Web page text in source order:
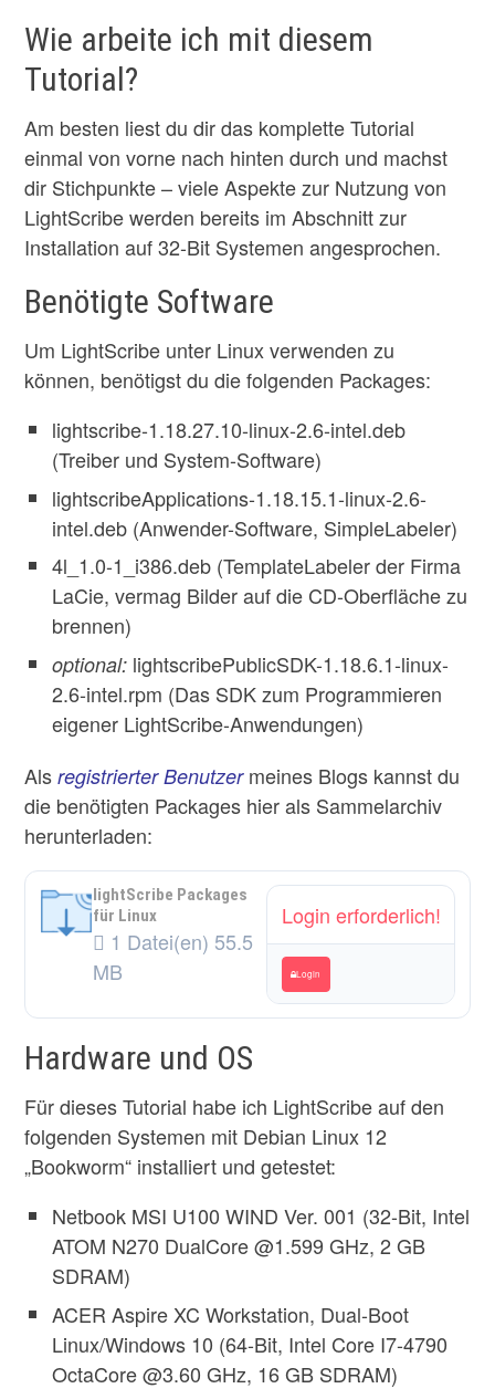
Wie arbeite ich mit diesem
Tutorial?
Am besten liest du dir das komplette Tutorial
einmal von vorne nach hinten durch und machst
dir Stichpunkte – viele Aspekte zur Nutzung von
LightScribe werden bereits im Abschnitt zur
Installation auf 32-Bit Systemen angesprochen.
Benötigte Software
Um LightScribe unter Linux verwenden zu
können, benötigst du die folgenden Packages:
lightscribe-1.18.27.10-linux-2.6-intel.deb
(Treiber und System-Software)
lightscribeApplications-1.18.15.1-linux-2.6-
intel.deb (Anwender-Software, SimpleLabeler)
4l_1.0-1_i386.deb (TemplateLabeler der Firma
LaCie, vermag Bilder auf die CD-Oberfläche zu
brennen)
optional: lightscribePublicSDK-1.18.6.1-linux-
2.6-intel.rpm (Das SDK zum Programmieren
eigener LightScribe-Anwendungen)
Als registrierter Benutzer meines Blogs kannst du
die benötigten Packages hier als Sammelarchiv
herunterladen:
lightScribe Packages
für Linux
1 Datei(en) 55.5
MB
Login erforderlich!
Login
Hardware und OS
Für dieses Tutorial habe ich LightScribe auf den
folgenden Systemen mit Debian Linux 12
„Bookworm“ installiert und getestet:
Netbook MSI U100 WIND Ver. 001 (32-Bit, Intel
ATOM N270 DualCore @1.599 GHz, 2 GB
SDRAM)
ACER Aspire XC Workstation, Dual-Boot
Linux/Windows 10 (64-Bit, Intel Core I7-4790
OctaCore @3.60 GHz, 16 GB SDRAM)